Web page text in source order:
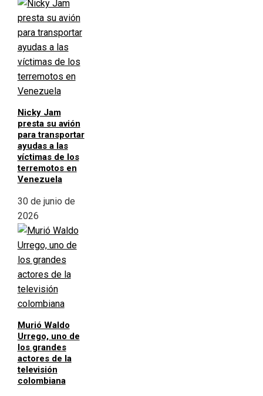
Nicky Jam
presta su avión
para transportar
ayudas a las
víctimas de los
terremotos en
Venezuela
30 de junio de
2026
Murió Waldo
Urrego, uno de
los grandes
actores de la
televisión
colombiana